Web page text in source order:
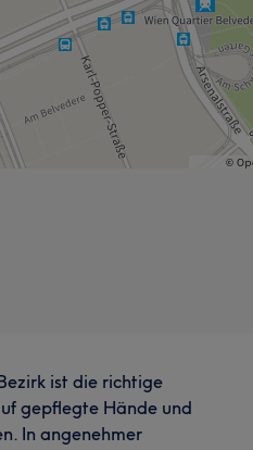
ist die richtige
gepflegte Hände und
In angenehmer